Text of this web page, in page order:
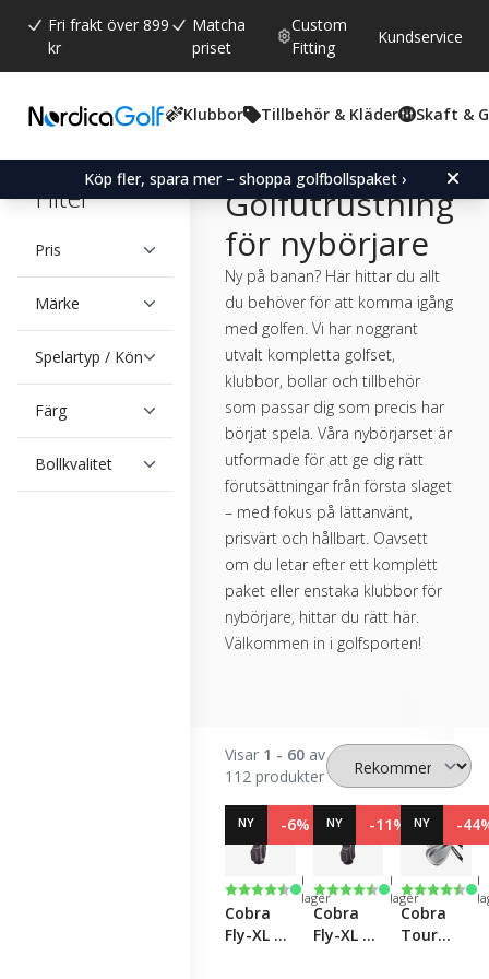
Fri frakt över 899
kr
Matcha
priset
Custom
Fitting
Kundservice
Klubbor Tillbehör & Kläder Skaft &
Köp fler, spara mer – shoppa golfbollspaket ›
Filter
Pris
Märke
Spelartyp / Kön
Färg
Bollkvalitet
Golfutrustning
för nybörjare
Ny på banan? Här hittar du allt
du behöver för att komma igång
med golfen. Vi har noggrant
utvalt kompletta golfset,
klubbor, bollar och tillbehör
som passar dig som precis har
börjat spela. Våra nybörjarset är
utformade för att ge dig rätt
förutsättningar från första slaget
– med fokus på lättanvänt,
prisvärt och hållbart. Oavsett
om du letar efter ett komplett
paket eller enstaka klubbor för
nybörjare, hittar du rätt här.
Välkommen in i golfsporten!
Visar 1 - 60 av
112 produkter
NY -6%
Betyg:
4.8 utav 5 stjärnor
I
lager
Cobra
Fly-XL 25
NY -11%
Betyg:
4.8 utav 5 stjärnor
I
lager
Cobra
Fly-XL 25
NY -
Betyg:
4.3 utav 5
I
Cobra
Tour